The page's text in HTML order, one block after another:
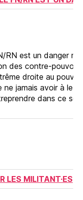
RN est un danger
des contre-
droite au
ne jamais avoir à le
dans ce
LES MILITANT·ES